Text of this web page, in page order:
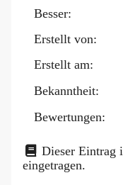
Besser:
Erstellt von:
Erstellt am:
Bekanntheit:
Bewertungen:
Dieser Eintrag
eingetragen.